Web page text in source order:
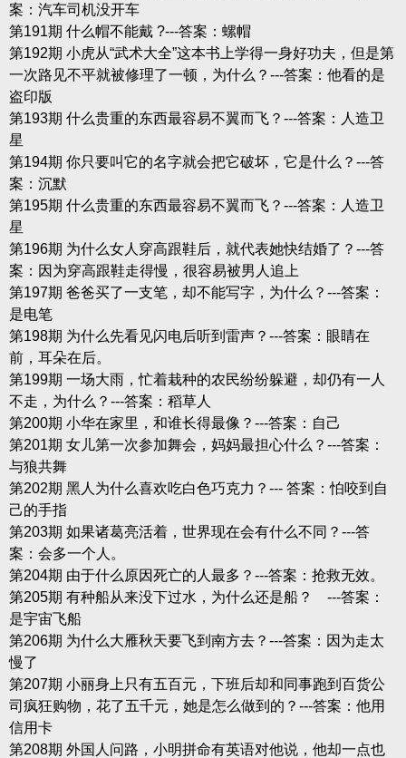
案：汽车司机没开车
第191期 什么帽不能戴 ?---答案：螺帽
第192期 小虎从“武术大全”这本书上学得一身好功夫，但是第
一次路见不平就被修理了一顿，为什么？---答案：他看的是
盗印版
第193期 什么贵重的东西最容易不翼而飞？---答案：人造卫
星
第194期 你只要叫它的名字就会把它破坏，它是什么？---答
案：沉默
第195期 什么贵重的东西最容易不翼而飞？---答案：人造卫
星
第196期 为什么女人穿高跟鞋后，就代表她快结婚了？---答
案：因为穿高跟鞋走得慢，很容易被男人追上
第197期 爸爸买了一支笔，却不能写字，为什么？---答案：
是电笔
第198期 为什么先看见闪电后听到雷声？---答案：眼睛在
前，耳朵在后。
第199期 一场大雨，忙着栽种的农民纷纷躲避，却仍有一人
不走，为什么？---答案：稻草人
第200期 小华在家里，和谁长得最像？---答案：自己
第201期 女儿第一次参加舞会，妈妈最担心什么？---答案：
与狼共舞
第202期 黑人为什么喜欢吃白色巧克力？--- 答案：怕咬到自
己的手指
第203期 如果诸葛亮活着，世界现在会有什么不同？---答
案：会多一个人。
第204期 由于什么原因死亡的人最多？---答案：抢救无效。
第205期 有种船从来没下过水，为什么还是船？ ---答案：
是宇宙飞船
第206期 为什么大雁秋天要飞到南方去？---答案：因为走太
慢了
第207期 小丽身上只有五百元，下班后却和同事跑到百货公
司疯狂购物，花了五千元，她是怎么做到的？---答案：他用
信用卡
第208期 外国人问路，小明拼命有英语对他说，他却一点也